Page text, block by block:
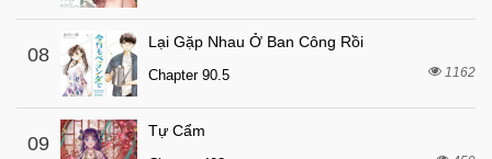
Chapter 12 5 tháng trước
Chapter 11
Chapter 10
Chapter 9
08
Lại Gặp Nhau Ở Ban Công Rồi
Chapter 90.5 1162
09
Tự Cẩm